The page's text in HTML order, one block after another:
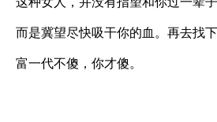
而是冀望尽快吸干你的血。再去找下
富一代不傻，你才傻。